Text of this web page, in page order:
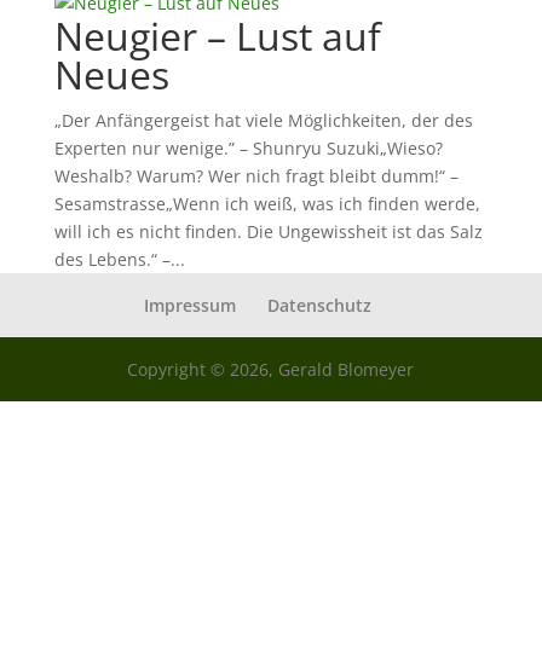
Neugier – Lust auf
Neues
„Der Anfängergeist hat viele Möglichkeiten, der des
Experten nur wenige.” – Shunryu Suzuki„Wieso?
Weshalb? Warum? Wer nich fragt bleibt dumm!“ –
Sesamstrasse„Wenn ich weiß, was ich finden werde,
will ich es nicht finden. Die Ungewissheit ist das Salz
des Lebens.“ –...
Impressum
Datenschutz
Copyright © 2026, Gerald Blomeyer